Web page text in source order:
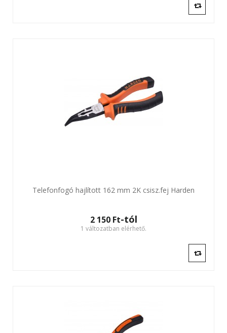
Telefonfogó hajlított 162 mm 2K csisz.fej Harden
2 150 Ft‎-tól
1 változatban elérhető.